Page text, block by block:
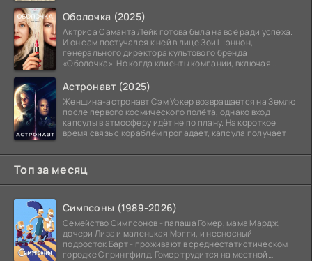
Оболочка (2025)
Актриса Саманта Лейк готова была на всё ради успеха.
И он сам постучался к ней в лице Зои Шэннон,
генерального директора культового бренда
«Оболочка». Но когда клиенты компании, включая
Астронавт (2025)
Женщина-астронавт Сэм Уокер возвращается на Землю
после первого космического полёта, однако вход
капсулы в атмосферу идёт не по плану. На короткое
время связь с кораблём пропадает, капсула получает
Топ за месяц
Симпсоны (1989-2026)
Семейство Симпсонов - папаша Гомер, мама Мардж,
дочери Лиза и маленькая Мэгги, и несносный
подросток Барт - проживают в среднестатистическом
городке Спрингфилд. Гомер трудится на местной